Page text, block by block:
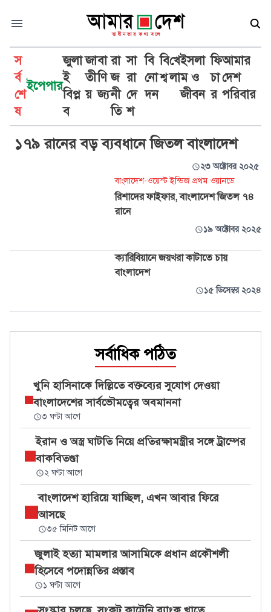
স
র্ব
শে
ষ
ইপেপার
জুলা
ই
বিপ্ল
ব
জা
তী
য়
বা
ণি
জ্য
রা
জ
নী
তি
সা
রা
দে
শ
বি
নো
দন
বি
শ্ব
খে
লা
ইসলা
ম ও
জীবন
ফি
চা
র
আমার
দেশ
পরিবার
উইন্ডিজ বনাম বাংলাদেশ
১৭৯ রানের বড় ব্যবধানে জিতল বাংলাদেশ
২৩ অক্টোবর ২০২৫
বাংলাদেশ-ওয়েস্ট ইন্ডিজ প্রথম ওয়ানডে
রিশাদের ফাইফার, বাংলাদেশ জিতল ৭৪
রানে
১৯ অক্টোবর ২০২৫
ক্যারিবিয়ানে জয়খরা কাটাতে চায়
বাংলাদেশ
১৫ ডিসেম্বর ২০২৪
সর্বাধিক পঠিত
খুনি হাসিনাকে দিল্লিতে বক্তব্যের সুযোগ দেওয়া
বাংলাদেশের সার্বভৌমত্বের অবমাননা
৩ ঘণ্টা আগে
ইরান ও অস্ত্র ঘাটতি নিয়ে প্রতিরক্ষামন্ত্রীর সঙ্গে ট্রাম্পের
বাকবিতণ্ডা
২ ঘণ্টা আগে
বাংলাদেশ হারিয়ে যাচ্ছিল, এখন আবার ফিরে
আসছে
৩৫ মিনিট আগে
জুলাই হত্যা মামলার আসামিকে প্রধান প্রকৌশলী
হিসেবে পদোন্নতির প্রস্তাব
১ ঘণ্টা আগে